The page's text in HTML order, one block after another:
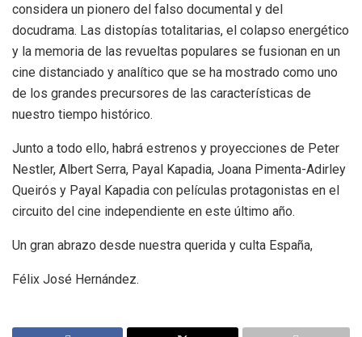
considera un pionero del falso documental y del
docudrama. Las distopías totalitarias, el colapso energético
y la memoria de las revueltas populares se fusionan en un
cine distanciado y analítico que se ha mostrado como uno
de los grandes precursores de las características de
nuestro tiempo histórico.
Junto a todo ello, habrá estrenos y proyecciones de Peter
Nestler, Albert Serra, Payal Kapadia, Joana Pimenta-Adirley
Queirós y Payal Kapadia con películas protagonistas en el
circuito del cine independiente en este último año.
Un gran abrazo desde nuestra querida y culta España,
Félix José Hernández.